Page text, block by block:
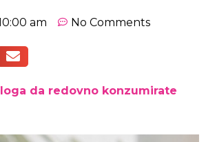
am No Comments
da redovno konzumirate